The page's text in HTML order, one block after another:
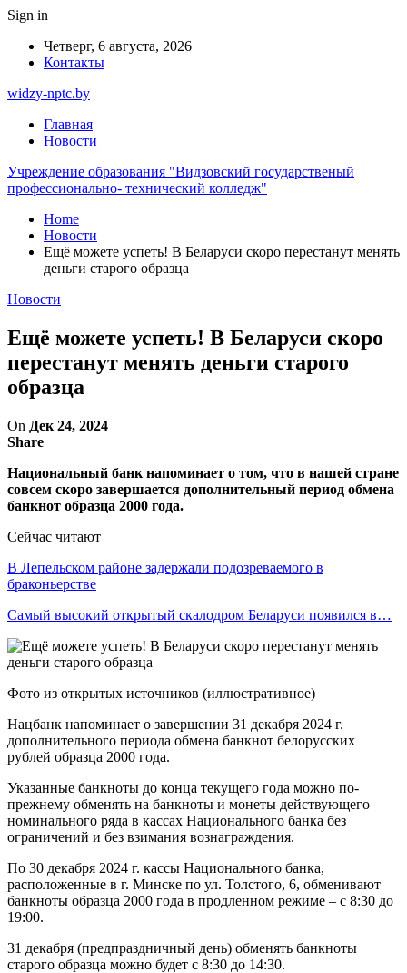
Sign in
Четверг, 6 августа, 2026
Контакты
widzy-nptc.by
Главная
Новости
Учреждение образования "Видзовский государственый
профессионально- технический колледж"
Home
Новости
Ещё можете успеть! В Беларуси скоро перестанут менять
деньги старого образца
Новости
Ещё можете успеть! В Беларуси скоро
перестанут менять деньги старого
образца
On Дек 24, 2024
Share
Национальный банк напоминает о том, что в нашей стране
совсем скоро завершается дополнительный период обмена
банкнот образца 2000 года.
Сейчас читают
В Лепельском районе задержали подозреваемого в
браконьерстве
Самый высокий открытый скалодром Беларуси появился в…
Фото из открытых источников (иллюстративное)
Нацбанк напоминает о завершении 31 декабря 2024 г.
дополнительного периода обмена банкнот белорусских
рублей образца 2000 года.
Указанные банкноты до конца текущего года можно по-
прежнему обменять на банкноты и монеты действующего
номинального ряда в кассах Национального банка без
ограничений и без взимания вознаграждения.
По 30 декабря 2024 г. кассы Национального банка,
расположенные в г. Минске по ул. Толстого, 6, обменивают
банкноты образца 2000 года в продленном режиме – с 8:30 до
19:00.
31 декабря (предпраздничный день) обменять банкноты
старого образца можно будет с 8:30 до 14:30.